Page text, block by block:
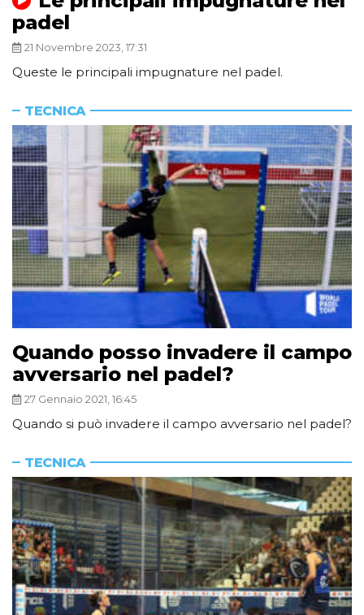
padel
21 Novembre 2023, 17:31
Queste le principali impugnature nel padel.
TECNICA
Quando posso invadere il campo
avversario nel padel?
27 Gennaio 2021, 16:45
Quando si può invadere il campo avversario nel padel?
TECNICA